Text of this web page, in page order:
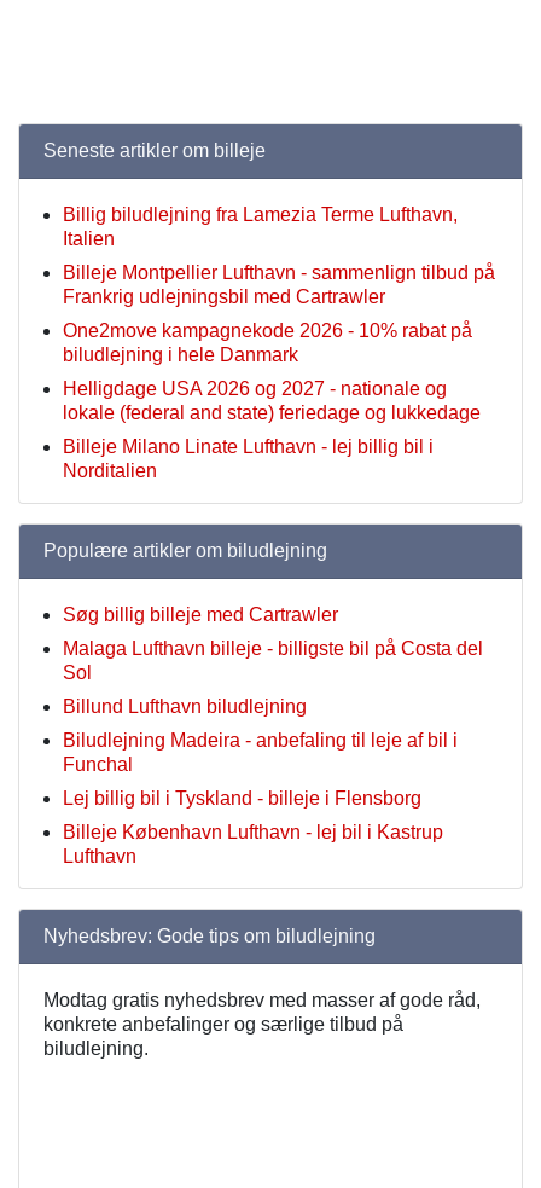
Seneste artikler om billeje
Billig biludlejning fra Lamezia Terme Lufthavn,
Italien
Billeje Montpellier Lufthavn - sammenlign tilbud på
Frankrig udlejningsbil med Cartrawler
One2move kampagnekode 2026 - 10% rabat på
biludlejning i hele Danmark
Helligdage USA 2026 og 2027 - nationale og
lokale (federal and state) feriedage og lukkedage
Billeje Milano Linate Lufthavn - lej billig bil i
Norditalien
Populære artikler om biludlejning
Søg billig billeje med Cartrawler
Malaga Lufthavn billeje - billigste bil på Costa del
Sol
Billund Lufthavn biludlejning
Biludlejning Madeira - anbefaling til leje af bil i
Funchal
Lej billig bil i Tyskland - billeje i Flensborg
Billeje København Lufthavn - lej bil i Kastrup
Lufthavn
Nyhedsbrev: Gode tips om biludlejning
Modtag gratis nyhedsbrev med masser af gode råd,
konkrete anbefalinger og særlige tilbud på
biludlejning.